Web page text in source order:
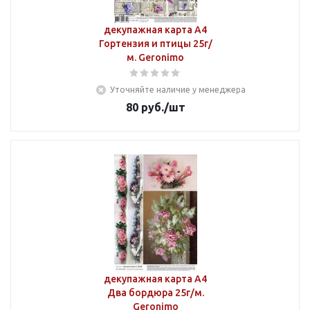
декупажная карта А4
Гортензия и птицы 25г/
м. Geronimo
Уточняйте наличие у менеджера
80руб./шт
декупажная карта А4
Два бордюра 25г/м.
Geronimo